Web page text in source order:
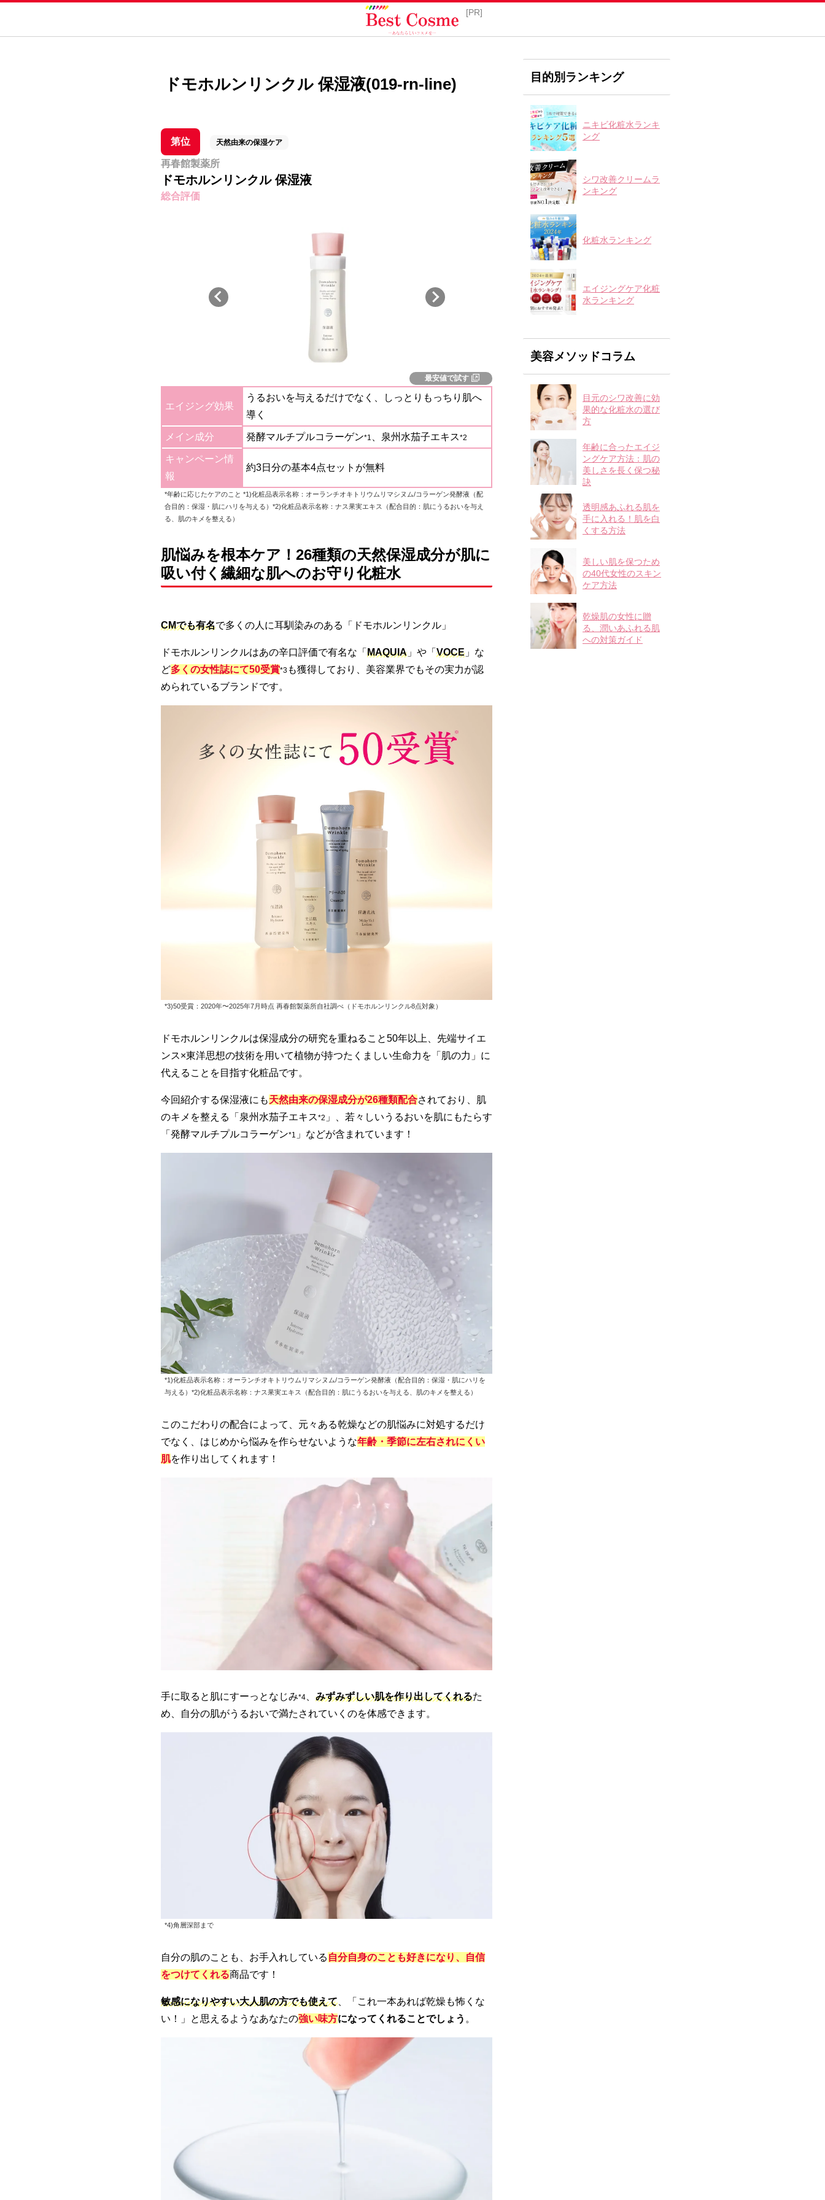
ドモホルンリンクル 保湿液(019-rn-line)
第位 天然由来の保湿ケア
再春館製薬所
ドモホルンリンクル 保湿液
総合評価
最安値で試す
エイジング効果
うるおいを与えるだけでなく、しっとりもっちり肌へ
導く
メイン成分 発酵マルチプルコラーゲン*1 、泉州水茄子エキス*2
キャンペーン情
報
約3日分の基本4点セットが無料
*年齢に応じたケアのこと *1)化粧品表示名称：オーランチオキトリウムリマシヌム/コラーゲン発酵液（配
合目的：保湿・肌にハリを与える）*2)化粧品表示名称：ナス果実エキス（配合目的：肌にうるおいを与え
る、肌のキメを整える）
肌悩みを根本ケア！26種類の天然保湿成分が肌に
吸い付く繊細な肌へのお守り化粧水
CMでも有名で多くの人に耳馴染みのある「ドモホルンリンクル」
ドモホルンリンクルはあの辛口評価で有名な「 MAQUIA 」や「 VOCE 」な
ど多くの女性誌にて50受賞*3 も獲得しており、美容業界でもその実力が認
められているブランドです。
*3)50受賞：2020年〜2025年7月時点 再春館製薬所自社調べ（ドモホルンリンクル8点対象）
ドモホルンリンクルは保湿成分の研究を重ねること50年以上、先端サイエ
ンス×東洋思想の技術を用いて植物が持つたくましい生命力を「肌の力」に
代えることを目指す化粧品です。
今回紹介する保湿液にも天然由来の保湿成分が26種類配合されており、肌
のキメを整える「泉州水茄子エキス*2 」、若々しいうるおいを肌にもたらす
「発酵マルチプルコラーゲン*1 」などが含まれています！
*1)化粧品表示名称：オーランチオキトリウムリマシヌム/コラーゲン発酵液（配合目的：保湿・肌にハリを
与える）*2)化粧品表示名称：ナス果実エキス（配合目的：肌にうるおいを与える、肌のキメを整える）
このこだわりの配合によって、元々ある乾燥などの肌悩みに対処するだけ
でなく、はじめから悩みを作らせないような年齢・季節に左右されにくい
肌を作り出してくれます！
手に取ると肌にすーっとなじみ*4 みずみずしい肌を作り出してくれるた
め、自分の肌がうるおいで満たされていくのを体感できます。
*4)角層深部まで
自分の肌のことも、お手入れしている 自分自身のことも好きになり、自信
をつけてくれる商品です！
敏感になりやすい大人肌の方でも使えて 、「これ一本あれば乾燥も怖くな
い！」と思えるようなあなたの強い味方になってくれることでしょう 。
目的別ランキング
ニキビ化粧水ランキ
ング
シワ改善クリームラ
ンキング
化粧水ランキング
エイジングケア化粧
水ランキング
美容メソッドコラム
目元のシワ改善に効
果的な化粧水の選び
方
年齢に合ったエイジ
ングケア方法：肌の
美しさを長く保つ秘
訣
透明感あふれる肌を
手に入れる！肌を白
くする方法
美しい肌を保つため
の40代女性のスキン
ケア方法
乾燥肌の女性に贈
る、潤いあふれる肌
への対策ガイド